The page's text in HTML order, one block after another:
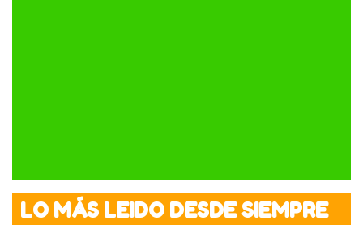
LO MÁS LEIDO DESDE SIEMPRE